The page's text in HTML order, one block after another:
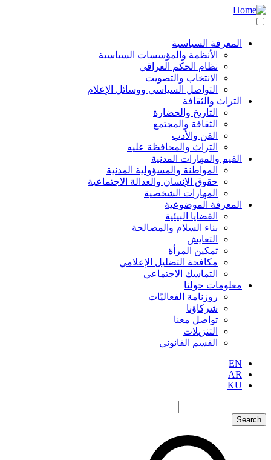
انتقل
مباشرة
الرئيسي
navigation
المعرفة السياسية
الأنظمة والمؤسسات السياسية
نظام الحكم العراقي
الانتخاب والتصويت
التواصل السياسي ووسائل الإعلام
التراث والثقافة
التاريخ والحضارة
الثقافة والمجتمع
الفن والأدب
التراث والمحافظة عليه
القيم والمهارات المدنية
المواطنة والمسؤولية المدنية
حقوق الإنسان والعدالة الاجتماعية
المهارات الشخصية
المعرفة الموضوعية
القضايا البيئية
بناء السلام والمصالحة
التعايش
تمكين المرأة
مكافحة التضليل الإعلامي
التماسك الاجتماعي
معلومات حولنا
روزنامة الفعاليّات
شركاؤنا
تواصل معنا
التنزيلات
القسم القانوني
EN
AR
KU